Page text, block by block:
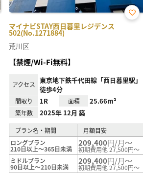
マイナビSTAY西日暮里レジデンス
502(No.1271884)
お気
荒川区
【禁煙/Wi-Fi無料】
アクセス
東京地下鉄千代田線「西日暮里駅」
徒歩4分
間取り 1R 面積 25.66m²
築年数 2025年 12月 築
プラン名・期間
月額目安
ロングプラン
210日以上～365日未満
209,400円/月～
初期費用他 27,500円～
ミドルプラン
90日以上～210日未満
209,400円/月～
初期費用他 27,500円～